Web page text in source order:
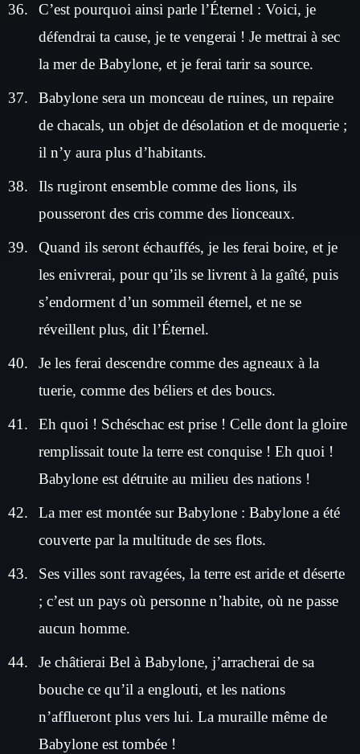
C’est pourquoi ainsi parle l’Éternel : Voici, je
défendrai ta cause, je te vengerai ! Je mettrai à sec
la mer de Babylone, et je ferai tarir sa source.
Babylone sera un monceau de ruines, un repaire
de chacals, un objet de désolation et de moquerie ;
il n’y aura plus d’habitants.
Ils rugiront ensemble comme des lions, ils
pousseront des cris comme des lionceaux.
Quand ils seront échauffés, je les ferai boire, et je
les enivrerai, pour qu’ils se livrent à la gaîté, puis
s’endorment d’un sommeil éternel, et ne se
réveillent plus, dit l’Éternel.
Je les ferai descendre comme des agneaux à la
tuerie, comme des béliers et des boucs.
Eh quoi ! Schéschac est prise ! Celle dont la gloire
remplissait toute la terre est conquise ! Eh quoi !
Babylone est détruite au milieu des nations !
La mer est montée sur Babylone : Babylone a été
couverte par la multitude de ses flots.
Ses villes sont ravagées, la terre est aride et déserte
; c’est un pays où personne n’habite, où ne passe
aucun homme.
Je châtierai Bel à Babylone, j’arracherai de sa
bouche ce qu’il a englouti, et les nations
n’afflueront plus vers lui. La muraille même de
Babylone est tombée !